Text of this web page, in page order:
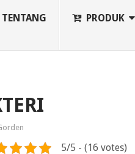
TENTANG PRODUK
5/5 - (16 votes)